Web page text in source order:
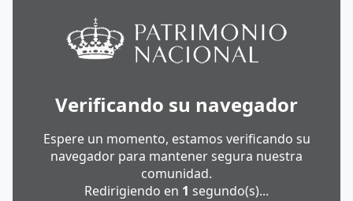
Verificando su navegador
Espere un momento, estamos verificando su
navegador para mantener segura nuestra
comunidad.
Redirigiendo en 1 segundo(s)...